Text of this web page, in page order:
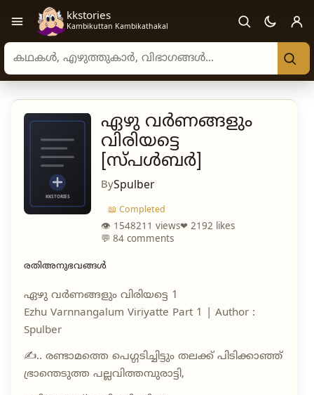
Open navigation menu
kkstories
Kambikuttan Kambikathakal
Search stories, authors, and categories
ഏഴു വർണങ്ങളും
വിരിയട്ടെ
[സ്പൾബർ]
BySpulber
📖 Completed
👁 1548211 views❤ 2192 likes
💬 84 comments
രതിഅനുഭവങ്ങൾ
ഏഴു വർണങ്ങളും വിരിയട്ടെ 1
Ezhu Varnnangalum Viriyatte Part 1 | Author :
Spulber
✍️.. രണ്ടാമത്തെ പെഗ്ഗടിച്ചിട്ടും തലക്ക് പിടിക്കാഞ്ഞ്
ഭ്രാന്തെടുത്ത പല്ലവിത്തമ്പുരാട്ടി,